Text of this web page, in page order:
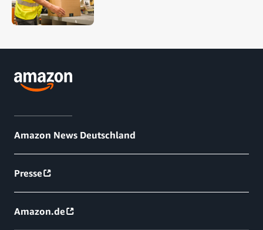
Amazon News Deutschland
Presse
Amazon.de